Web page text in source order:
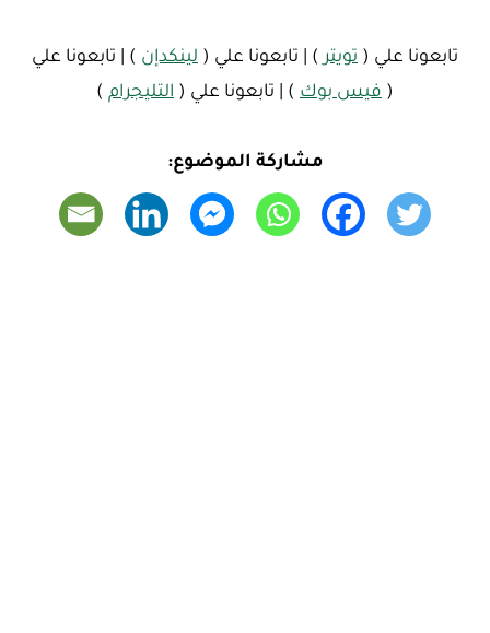
تابعونا علي ( تويتر ) | تابعونا علي ( لينكدإن ) | تابعونا علي
( فيس بوك ) | تابعونا علي ( التليجرام )
مشاركة الموضوع: